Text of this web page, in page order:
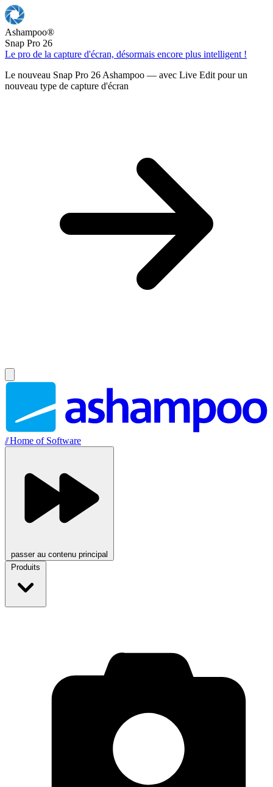
Ashampoo®
Snap Pro 26
Le pro de la capture d'écran, désormais encore plus intelligent !
Le nouveau Snap Pro 26 Ashampoo — avec Live Edit pour un
nouveau type de capture d'écran
//Home of Software
passer au contenu principal
Produits